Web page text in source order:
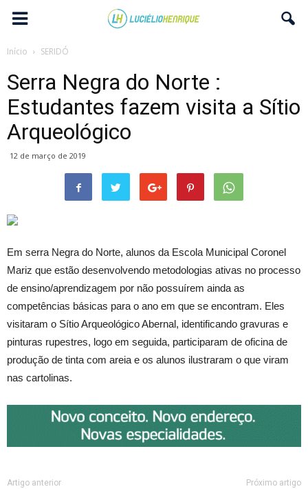
Início SERIDÓ
Serra Negra do Norte :
Estudantes fazem visita a Sítio
Arqueológico
12 de março de 2019
Em serra Negra do Norte, alunos da Escola Municipal Coronel
Mariz que estão desenvolvendo metodologias ativas no processo
de ensino/aprendizagem por não possuírem ainda as
competências básicas para o ano em que se encontram. Eles
visitaram o Sítio Arqueológico Abernal, identificando gravuras e
pinturas rupestres, logo em seguida, participaram de oficina de
produção de tinta com areia e os alunos ilustraram o que viram
nas cartolinas.
Artigo anterior Próximo artigo